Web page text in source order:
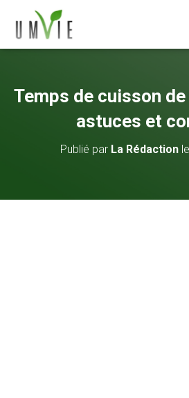
Temps de cuisson
astuces et
Publié par La Rédactionle